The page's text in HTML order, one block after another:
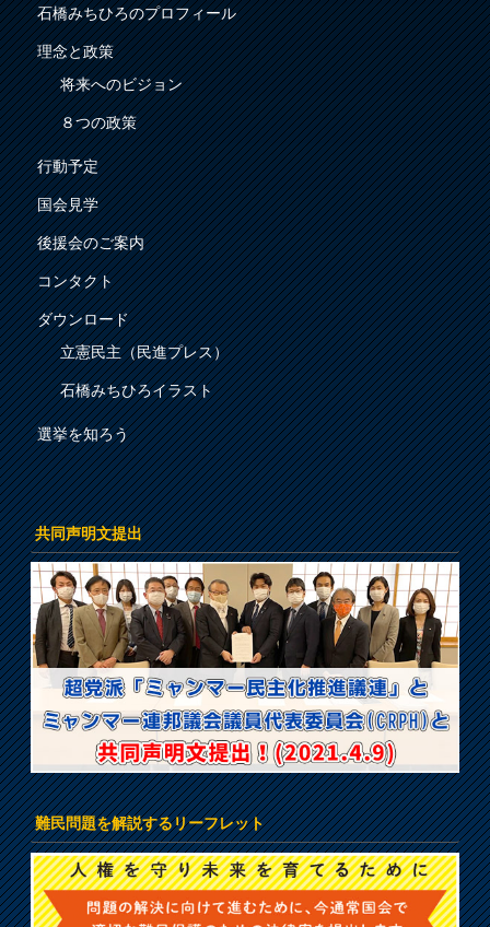
石橋みちひろのプロフィール
理念と政策
将来へのビジョン
８つの政策
行動予定
国会見学
後援会のご案内
コンタクト
ダウンロード
立憲民主（民進プレス）
石橋みちひろイラスト
選挙を知ろう
共同声明文提出
難民問題を解説するリーフレット